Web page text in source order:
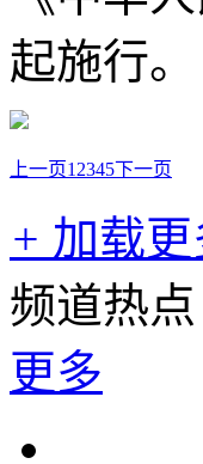
起施行。
上一页1 2345下一页
+ 加载
频道热点
更多